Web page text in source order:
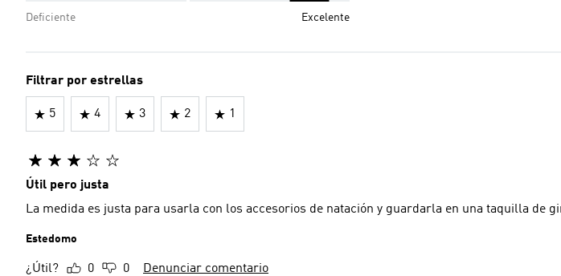
Deficiente Excelente
Filtrar por estrellas
5 4 3 2 1
Útil pero justa
La medida es justa para usarla con los accesorios de natación y guardarla en una taquilla de
Estedomo
¿Útil? 0 0 Denunciar comentario